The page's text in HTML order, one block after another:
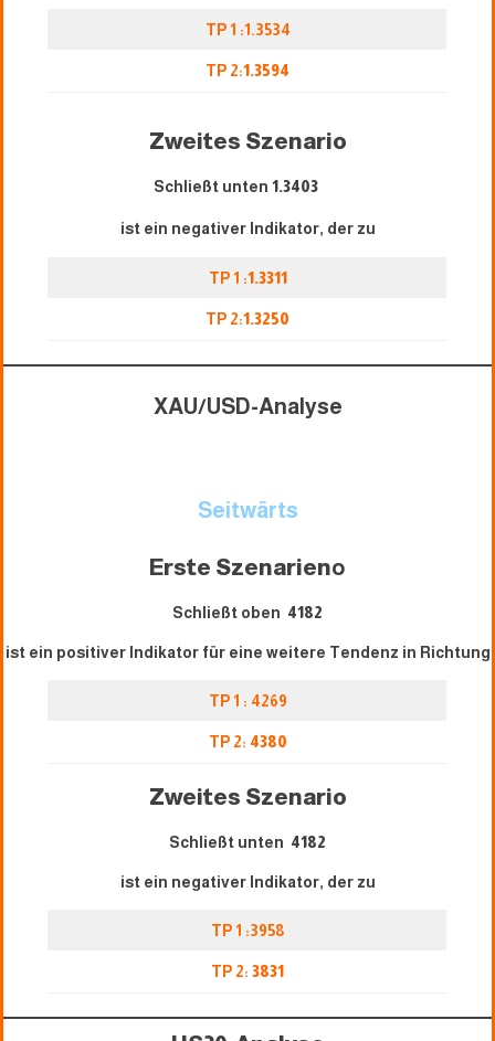
TP 1 :1.3534
TP 2:1.3594
Zweites Szenario
Schließt unten 1.3403
ist ein negativer Indikator, der zu
TP 1 :1.3311
TP 2:1.3250
XAU/USD-Analyse
Seitwärts
Erste Szenarieno
Schließt oben 4182
ist ein positiver Indikator für eine weitere Tendenz in Richtung
TP 1 : 4269
TP 2: 4380
Zweites Szenario
Schließt unten 4182
ist ein negativer Indikator, der zu
TP 1 :3958
TP 2: 3831